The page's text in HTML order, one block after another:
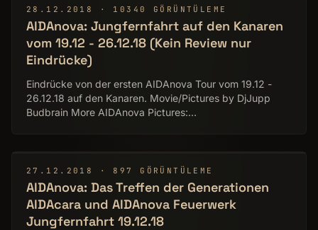
▶
28.12.2018 · 10340 GÖRÜNTÜLEME
AIDAnova: Jungfernfahrt auf den Kanaren
vom 19.12 - 26.12.18 (Kein Review nur
Eindrücke)
Eindrücke von der ersten AIDAnova Tour vom 19.12 -
26.12.18 auf den Kanaren. Movie/Pictures by DjJupp
Budbrain More AIDAnova Pictures:
▶
27.12.2018 · 897 GÖRÜNTÜLEME
AIDAnova: Das Treffen der Generationen
AIDAcara und AIDAnova Feuerwerk
Jungfernfahrt 19.12.18